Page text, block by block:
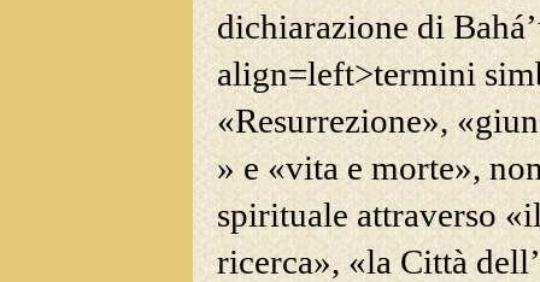
dichiarazione di
align=left>termini
«Resurrezione»,
» e «vita e morte»,
spirituale attraverso
ricerca», «la Città